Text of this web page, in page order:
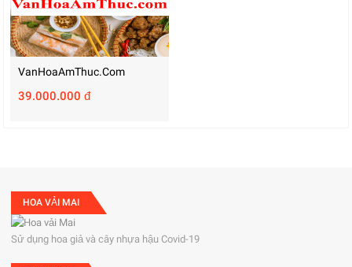
VanHoaAmThuc.com
39.000.000 đ
HOA VẢI MAI
Sử dụng hoa giả và cây nhựa hậu Covid-19